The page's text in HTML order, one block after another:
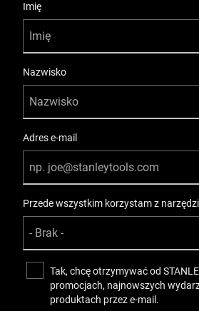
Imię
Nazwisko
Adres e-mail
Przede wszystkim korzystam z narzędzi
Tak, chcę otrzymywać od
promocjach, najnowszych
produktach przez e-mail.